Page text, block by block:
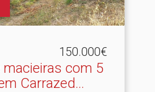
150.000€
macieiras com 5
Carrazed.​..